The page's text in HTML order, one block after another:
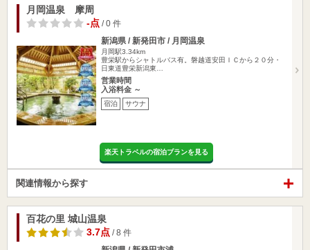
月岡温泉 摩周
-点 / 0 件
新潟県 / 新発田市 / 月岡温泉
月岡駅3.34km
豊栄駅からシャトルバス有。磐越道安田ＩＣから２０分・
日東道豊栄新潟東…
営業時間
入浴料金 ～
宿泊 サウナ
楽天トラベルの宿泊プランを見る
関連情報から探す
百花の里 城山温泉
3.7点 / 8 件